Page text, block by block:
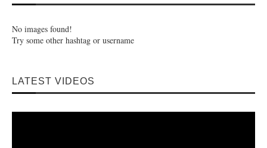
No images found!
Try some other hashtag or username
LATEST VIDEOS